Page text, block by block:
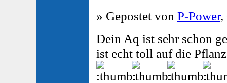
» Gepostet von P-Power,
Dein Aq ist sehr schon
ist echt toll auf die